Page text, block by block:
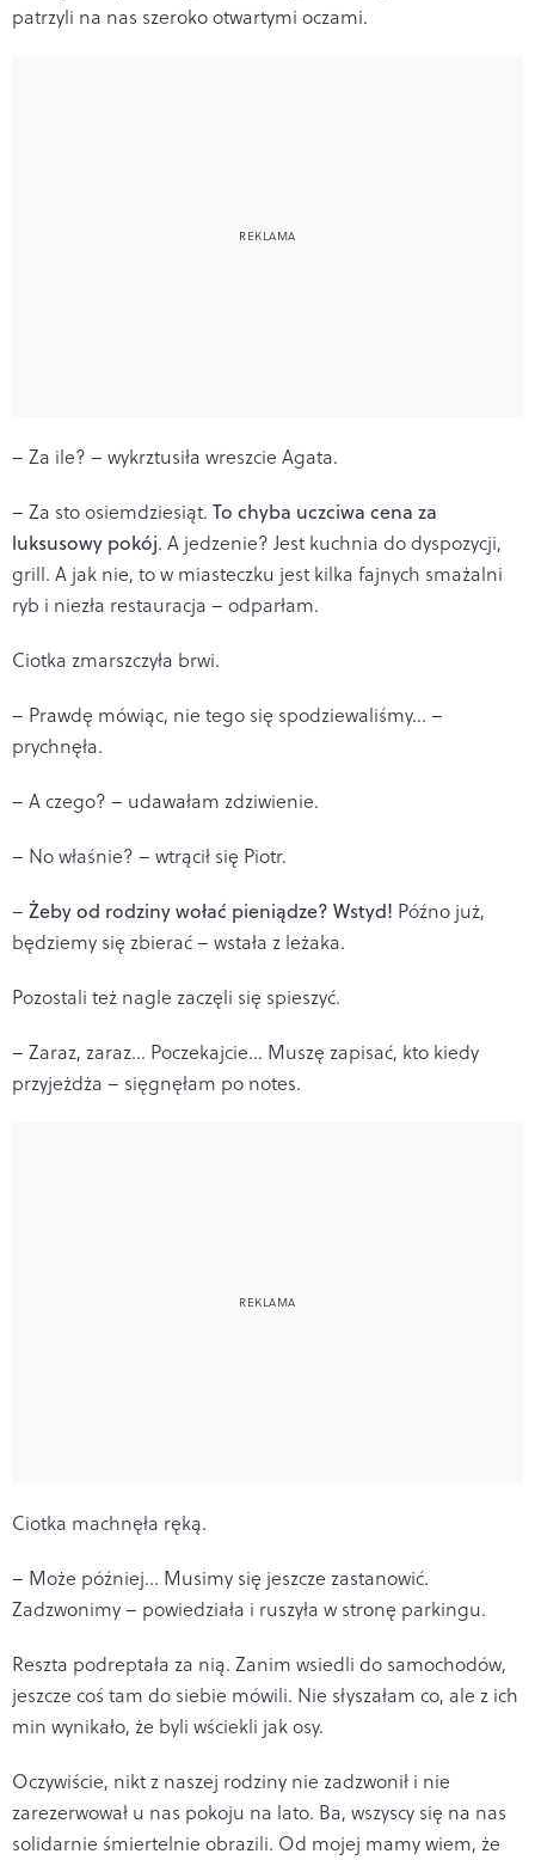
patrzyli na nas szeroko otwartymi oczami.
– Za ile? – wykrztusiła wreszcie Agata.
– Za sto osiemdziesiąt. To chyba uczciwa cena za
luksusowy pokój. A jedzenie? Jest kuchnia do dyspozycji,
grill. A jak nie, to w miasteczku jest kilka fajnych smażalni
ryb i niezła restauracja – odparłam.
Ciotka zmarszczyła brwi.
– Prawdę mówiąc, nie tego się spodziewaliśmy… –
prychnęła.
– A czego? – udawałam zdziwienie.
– No właśnie? – wtrącił się Piotr.
– Żeby od rodziny wołać pieniądze? Wstyd! Późno już,
będziemy się zbierać – wstała z leżaka.
Pozostali też nagle zaczęli się spieszyć.
– Zaraz, zaraz… Poczekajcie… Muszę zapisać, kto kiedy
przyjeżdża – sięgnęłam po notes.
Ciotka machnęła ręką.
– Może później… Musimy się jeszcze zastanowić.
Zadzwonimy – powiedziała i ruszyła w stronę parkingu.
Reszta podreptała za nią. Zanim wsiedli do samochodów,
jeszcze coś tam do siebie mówili. Nie słyszałam co, ale z ich
min wynikało, że byli wściekli jak osy.
Oczywiście, nikt z naszej rodziny nie zadzwonił i nie
zarezerwował u nas pokoju na lato. Ba, wszyscy się na nas
solidarnie śmiertelnie obrazili. Od mojej mamy wiem, że